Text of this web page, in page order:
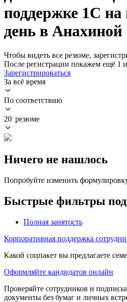
поддержке 1С
день в Анахиной
Чтобы видеть все резюме,
После регистрации покажем ещё 1
Зарегистрироваться
За всё время
По соответствию
20 резюме
Ничего не нашлось
Попробуйте изменить
Быстрые фильтры
Полная занятость
Корпоративная поддержка
Какой соцпакет вы предлагаете
Оформляйте кандидатов онлайн
Проверяйте сотрудников и
документы без бумаг и личных